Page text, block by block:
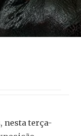
nesta terça-